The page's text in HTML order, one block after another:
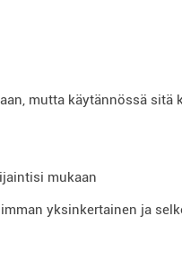
mutta käytännössä sitä
mukaan
yksinkertainen ja